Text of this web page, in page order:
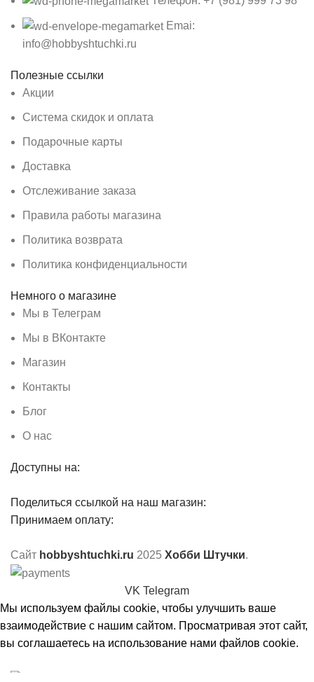
Emai:
info@hobbyshtuchki.ru
Полезные ссылки
Акции
Система скидок и оплата
Подарочные карты
Доставка
Отслеживание заказа
Правила работы магазина
Политика возврата
Политика конфиденциальности
Немного о магазине
Мы в Телеграм
Мы в ВКонтакте
Магазин
Контакты
Блог
О нас
Доступны на:
Поделиться ссылкой на наш магазин:
Принимаем оплату:
Сайт hobbyshtuchki.ru 2025 Хобби Штучки.
VK Telegram
Мы используем файлы cookie, чтобы улучшить ваше
взаимодействие с нашим сайтом. Просматривая этот сайт,
вы соглашаетесь на использование нами файлов cookie.